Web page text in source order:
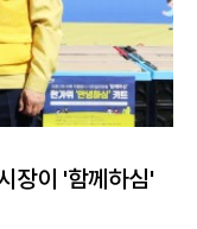
장이 '함께하심'